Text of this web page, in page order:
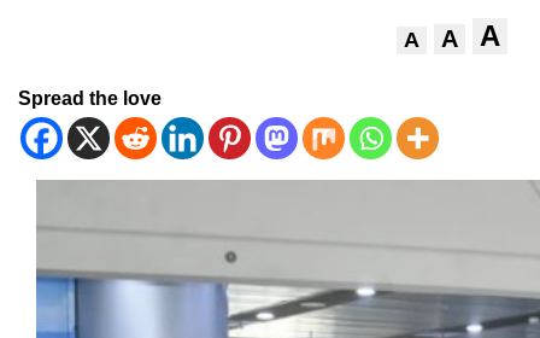
A A A
Spread the love